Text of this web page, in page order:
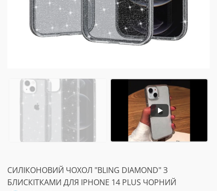
СИЛІКОНОВИЙ ЧОХОЛ "BLING DIAMOND" З
БЛИСКІТКАМИ ДЛЯ IPHONE 14 PLUS ЧОРНИЙ